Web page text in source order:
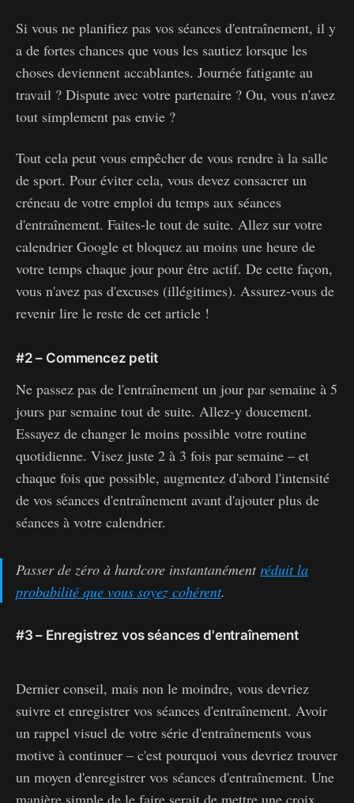
Si vous ne planifiez pas vos séances d'entraînement, il y
a de fortes chances que vous les sautiez lorsque les
choses deviennent accablantes. Journée fatigante au
travail ? Dispute avec votre partenaire ? Ou, vous n'avez
tout simplement pas envie ?
Tout cela peut vous empêcher de vous rendre à la salle
de sport. Pour éviter cela, vous devez consacrer un
créneau de votre emploi du temps aux séances
d'entraînement. Faites-le tout de suite. Allez sur votre
calendrier Google et bloquez au moins une heure de
votre temps chaque jour pour être actif. De cette façon,
vous n'avez pas d'excuses (illégitimes). Assurez-vous de
revenir lire le reste de cet article !
#2 – Commencez petit
Ne passez pas de l'entraînement un jour par semaine à 5
jours par semaine tout de suite. Allez-y doucement.
Essayez de changer le moins possible votre routine
quotidienne. Visez juste 2 à 3 fois par semaine – et
chaque fois que possible, augmentez d'abord l'intensité
de vos séances d'entraînement avant d'ajouter plus de
séances à votre calendrier.
Passer de zéro à hardcore instantanément réduit la
probabilité que vous soyez cohérent.
#3 – Enregistrez vos séances d'entraînement
Dernier conseil, mais non le moindre, vous devriez
suivre et enregistrer vos séances d'entraînement. Avoir
un rappel visuel de votre série d'entraînements vous
motive à continuer – c'est pourquoi vous devriez trouver
un moyen d'enregistrer vos séances d'entraînement. Une
manière simple de le faire serait de mettre une croix